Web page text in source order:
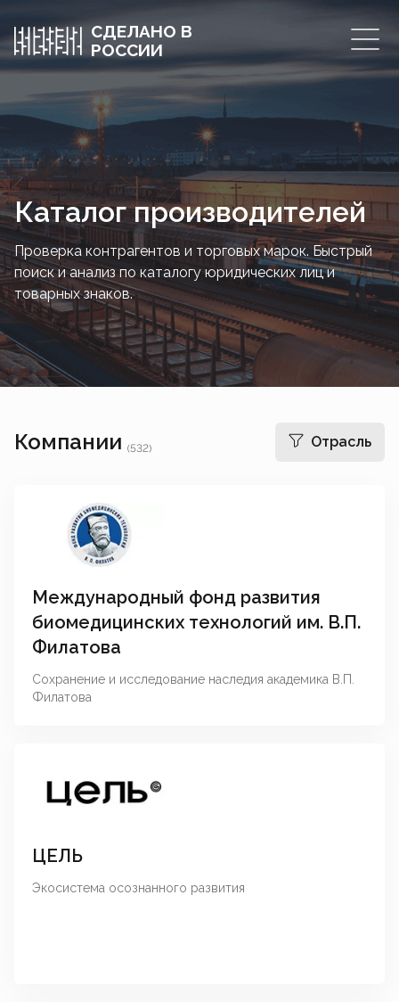
СДЕЛАНО В
РОССИИ
Каталог производителей
Проверка контрагентов и торговых марок. Быстрый
поиск и анализ по каталогу юридических лиц и
товарных знаков.
Компании (532) Отрасль
Международный фонд развития
биомедицинских технологий им. В.П.
Филатова
Сохранение и исследование наследия академика В.П.
Филатова
ЦЕЛЬ
Экосистема осознанного развития